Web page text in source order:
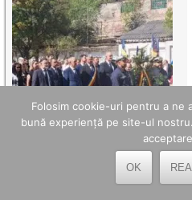
Folosim cookie-uri pentru a ne
bună experiență pe site-ul
OK